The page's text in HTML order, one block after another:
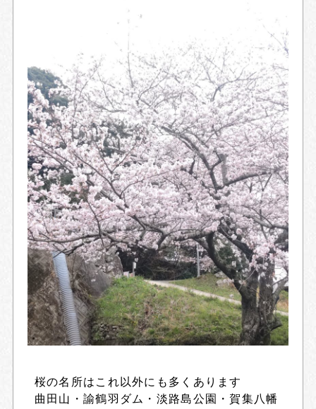
桜の名所はこれ以外にも多くあります
曲田山・諭鶴羽ダム・淡路島公園・賀集八幡